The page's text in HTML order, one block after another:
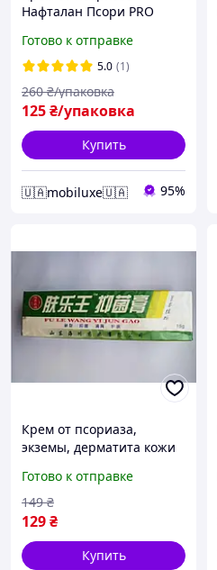
Нафталан Псори PRO
псориазе экземе
Готово к отправке
5.0 (1)
125₴/упаковка
260 ₴/упаковка
Купить
🇺🇦mobiluxe🇺🇦 95%
Крем от псориаза,
экземы, дерматита кожи
Готово к отправке
129₴
149 ₴
Купить